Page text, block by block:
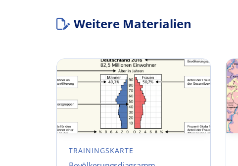
Weitere Materialien
TRAININGSKARTE